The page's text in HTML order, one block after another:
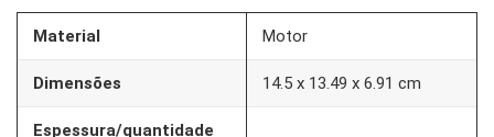
Material Motor
Dimensões 14.5 x 13.49 x 6.91 cm
Espessura/quantidade